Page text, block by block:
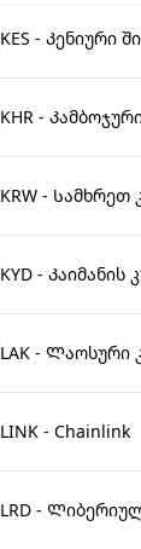
KES - Კენიური
KHR -
KRW -
KYD -
LAK - Ლაოსური
LINK - Chainlink
LRD -